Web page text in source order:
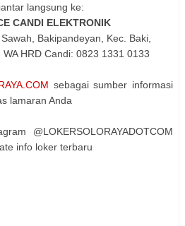
langsung ke:
CANDI ELEKTRONIK
Bakipandeyan, Kec. Baki,
HRD Candi: 0823 1331 0133
sebagai sumber informasi
lamaran Anda
@LOKERSOLORAYADOTCOM
info loker terbaru